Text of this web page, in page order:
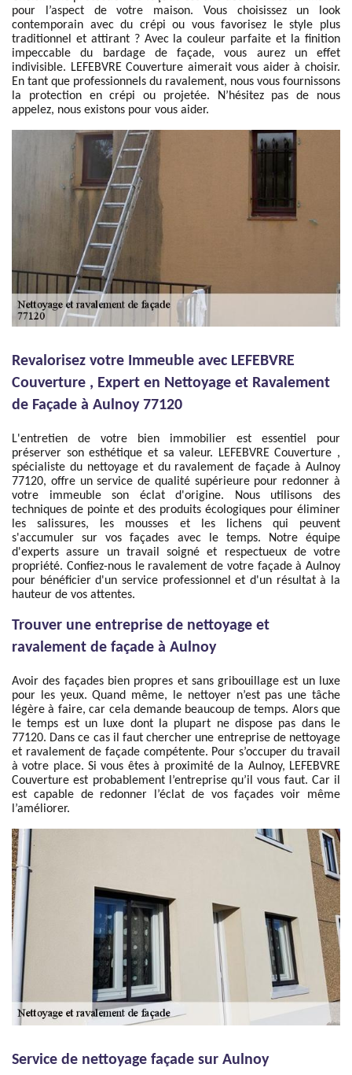
pour l’aspect de votre maison. Vous choisissez un look
contemporain avec du crépi ou vous favorisez le style plus
traditionnel et attirant ? Avec la couleur parfaite et la finition
impeccable du bardage de façade, vous aurez un effet
indivisible. LEFEBVRE Couverture aimerait vous aider à choisir.
En tant que professionnels du ravalement, nous vous fournissons
la protection en crépi ou projetée. N’hésitez pas de nous
appelez, nous existons pour vous aider.
Revalorisez votre Immeuble avec LEFEBVRE
Couverture , Expert en Nettoyage et Ravalement
de Façade à Aulnoy 77120
L'entretien de votre bien immobilier est essentiel pour
préserver son esthétique et sa valeur. LEFEBVRE Couverture ,
spécialiste du nettoyage et du ravalement de façade à Aulnoy
77120, offre un service de qualité supérieure pour redonner à
votre immeuble son éclat d'origine. Nous utilisons des
techniques de pointe et des produits écologiques pour éliminer
les salissures, les mousses et les lichens qui peuvent
s'accumuler sur vos façades avec le temps. Notre équipe
d'experts assure un travail soigné et respectueux de votre
propriété. Confiez-nous le ravalement de votre façade à Aulnoy
pour bénéficier d'un service professionnel et d'un résultat à la
hauteur de vos attentes.
Trouver une entreprise de nettoyage et
ravalement de façade à Aulnoy
Avoir des façades bien propres et sans gribouillage est un luxe
pour les yeux. Quand même, le nettoyer n’est pas une tâche
légère à faire, car cela demande beaucoup de temps. Alors que
le temps est un luxe dont la plupart ne dispose pas dans le
77120. Dans ce cas il faut chercher une entreprise de nettoyage
et ravalement de façade compétente. Pour s’occuper du travail
à votre place. Si vous êtes à proximité de la Aulnoy, LEFEBVRE
Couverture est probablement l’entreprise qu’il vous faut. Car il
est capable de redonner l’éclat de vos façades voir même
l’améliorer.
Service de nettoyage façade sur Aulnoy